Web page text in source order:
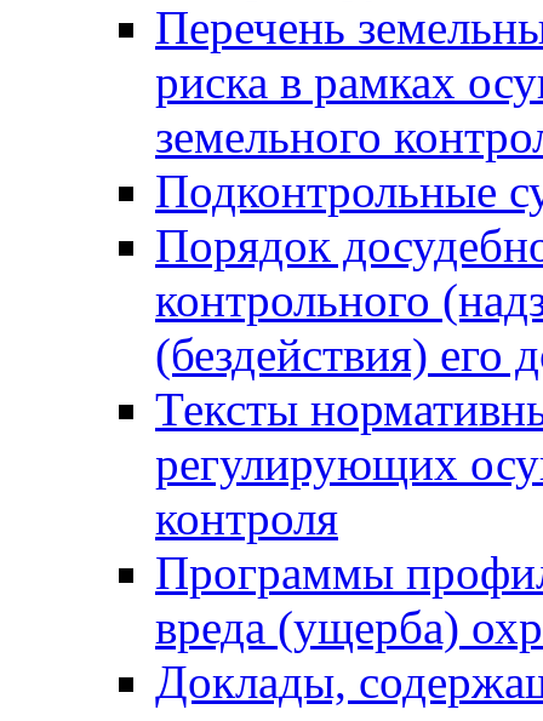
Перечень
риска в рамках
земельного
Подконтрольные
Порядок
контрольного
(бездействия)
Тексты
регулирующих
контроля
Программы
вреда (ущерба)
Доклады,